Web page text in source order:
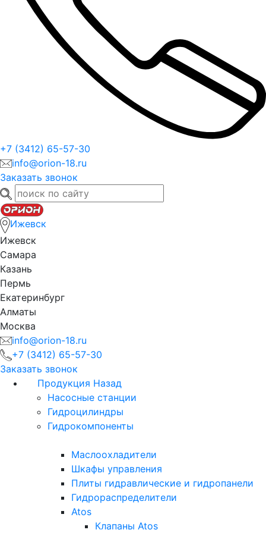
+7 (3412) 65-57-30
info@orion-18.ru
Заказать звонок
Ижевск
Ижевск
Самара
Казань
Пермь
Екатеринбург
Алматы
Москва
info@orion-18.ru
+7 (3412) 65-57-30
Заказать звонок
Продукция Назад
Насосные станции
Гидроцилиндры
Гидрокомпоненты
Маслоохладители
Шкафы управления
Плиты гидравлические и гидропанели
Гидрораспределители
Atos
Клапаны Atos